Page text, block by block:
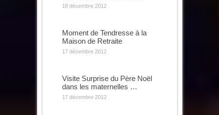
18 décembre 2012
Moment de Tendresse à la
Maison de Retraite
17 décembre 2012
Visite Surprise du Père Noël
dans les maternelles …
17 décembre 2012